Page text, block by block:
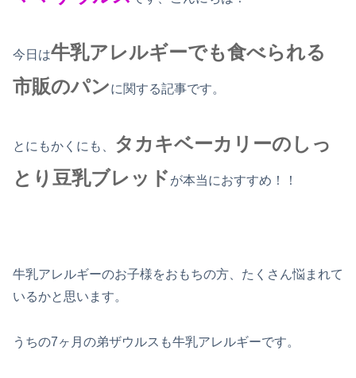
今日は牛乳アレルギーでも食べられる
市販のパンに関する記事です。
とにもかくにも、
タカキベーカリーのしっ
とり豆乳ブレッド が本当におすすめ！！
牛乳アレルギーのお子様をおもちの方、たくさん悩まれて
いるかと思います。
うちの7ヶ月の弟ザウルスも牛乳アレルギーです。